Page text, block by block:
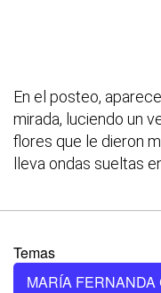
En el posteo, aparece
mirada, luciendo un
flores que le dieron
lleva ondas sueltas
Temas
MARÍA FERNANDA